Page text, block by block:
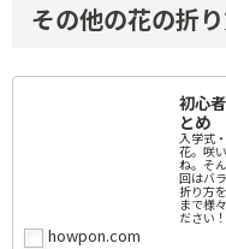
その他の花の折
初心
とめ
入学式
花。咲
ね。そ
回はバ
折り方
まで様
ださい！
howpon.com